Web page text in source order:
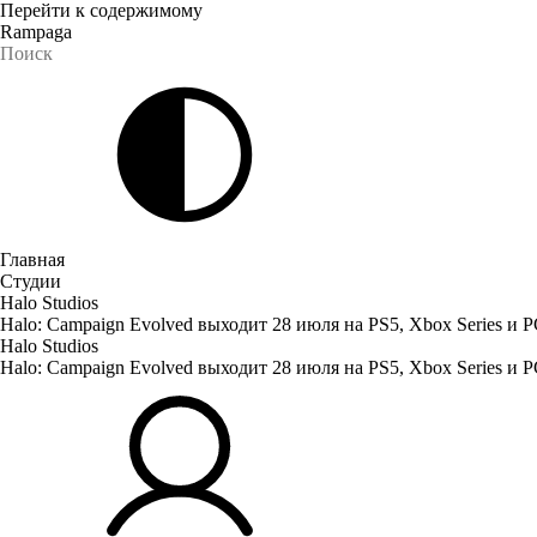
Перейти к содержимому
Rampaga
Главная
Студии
Halo Studios
Halo: Campaign Evolved выходит 28 июля на PS5, Xbox Series и
Halo Studios
Halo: Campaign Evolved выходит 28 июля на PS5, Xbox Series и